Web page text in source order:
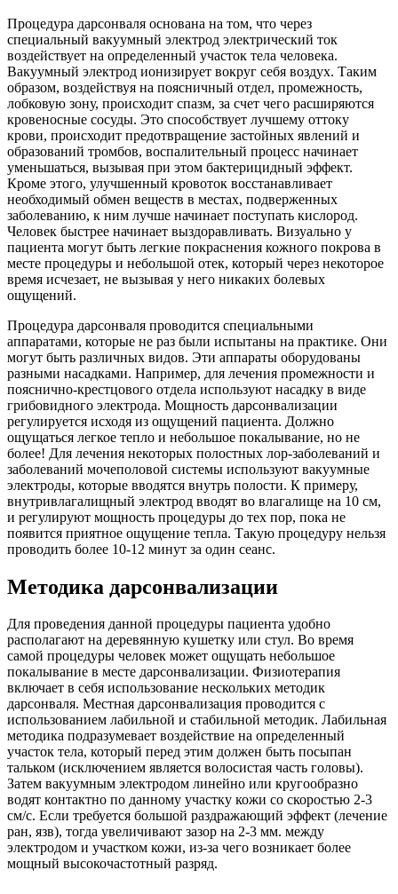
Процедура дарсонваля основана на том, что через
специальный вакуумный электрод электрический ток
воздействует на определенный участок тела человека.
Вакуумный электрод ионизирует вокруг себя воздух. Таким
образом, воздействуя на поясничный отдел, промежность,
лобковую зону, происходит спазм, за счет чего расширяются
кровеносные сосуды. Это способствует лучшему оттоку
крови, происходит предотвращение застойных явлений и
образований тромбов, воспалительный процесс начинает
уменьшаться, вызывая при этом бактерицидный эффект.
Кроме этого, улучшенный кровоток восстанавливает
необходимый обмен веществ в местах, подверженных
заболеванию, к ним лучше начинает поступать кислород.
Человек быстрее начинает выздоравливать. Визуально у
пациента могут быть легкие покраснения кожного покрова в
месте процедуры и небольшой отек, который через некоторое
время исчезает, не вызывая у него никаких болевых
ощущений.
Процедура дарсонваля проводится специальными
аппаратами, которые не раз были испытаны на практике. Они
могут быть различных видов. Эти аппараты оборудованы
разными насадками. Например, для лечения промежности и
пояснично-крестцового отдела используют насадку в виде
грибовидного электрода. Мощность дарсонвализации
регулируется исходя из ощущений пациента. Должно
ощущаться легкое тепло и небольшое покалывание, но не
более! Для лечения некоторых полостных лор-заболеваний и
заболеваний мочеполовой системы используют вакуумные
электроды, которые вводятся внутрь полости. К примеру,
внутривлагалищный электрод вводят во влагалище на 10 см,
и регулируют мощность процедуры до тех пор, пока не
появится приятное ощущение тепла. Такую процедуру нельзя
проводить более 10-12 минут за один сеанс.
Методика дарсонвализации
Для проведения данной процедуры пациента удобно
располагают на деревянную кушетку или стул. Во время
самой процедуры человек может ощущать небольшое
покалывание в месте дарсонвализации. Физиотерапия
включает в себя использование нескольких методик
дарсонваля. Местная дарсонвализация проводится с
использованием лабильной и стабильной методик. Лабильная
методика подразумевает воздействие на определенный
участок тела, который перед этим должен быть посыпан
тальком (исключением является волосистая часть головы).
Затем вакуумным электродом линейно или кругообразно
водят контактно по данному участку кожи со скоростью 2-3
см/с. Если требуется большой раздражающий эффект (лечение
ран, язв), тогда увеличивают зазор на 2-3 мм. между
электродом и участком кожи, из-за чего возникает более
мощный высокочастотный разряд.